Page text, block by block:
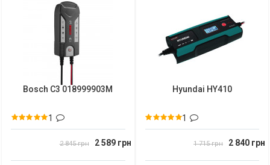
Bosch C3 018999903M
1
2 845 грн 2 589 грн
Hyundai HY410
1
1 715 грн 2 840 грн